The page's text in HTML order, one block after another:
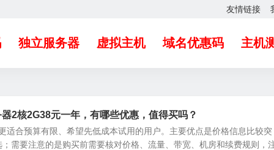
友情链接
独立服务器 虚拟主机 域名优惠码 主机
2核2G38元一年，有哪些优惠，值得买吗？
适合预算有限、希望先低成本试用的用户。主要优点是价格信息比较突
需要注意的是购买前需要核对价格、流量、带宽、机房和续费规则，